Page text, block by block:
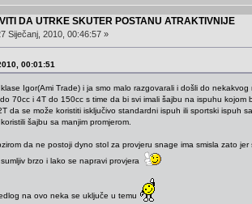
DA UTRKE SKUTER POSTANU ATRAKTIVNIJE
Siječanj, 2010, 00:46:57 »
00:01:51
Igor(Ami Trade) i ja smo malo razgovarali i došli do
70cc i 4T do 150cc s time da bi svi imali šajbu na ispuhu
da se može koristiti isključivo standardni ispuh ili sportski
šajbu sa manjim promjerom.
da ne postoji dyno stol za provjeru snage ima smisla zato
brzo i lako se napravi provjera
na ovo neka se uključe u temu